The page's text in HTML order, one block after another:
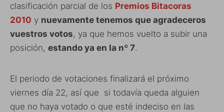
clasificación parcial de los Premios Bitacoras
2010 y nuevamente tenemos que agradeceros
vuestros votos, ya que hemos vuelto a subir una
posición, estando ya en la nº 7.
El periodo de votaciones finalizará el próximo
viernes día 22, así que si todavía queda alguien
que no haya votado o que esté indeciso en las